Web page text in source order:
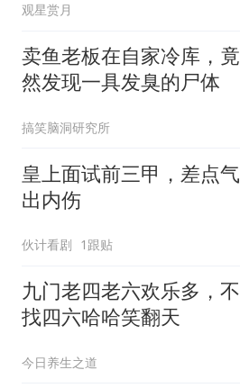
观星赏月
卖鱼老板在自家冷库，竟
然发现一具发臭的尸体
搞笑脑洞研究所
皇上面试前三甲，差点气
出内伤
伙计看剧 1跟贴
九门老四老六欢乐多，不
找四六哈哈笑翻天
今日养生之道